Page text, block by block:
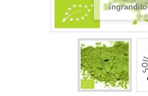
ingrandito